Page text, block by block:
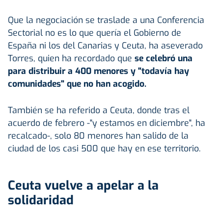
Que la negociación se traslade a una Conferencia
Sectorial no es lo que quería el Gobierno de
España ni los del Canarias y Ceuta, ha aseverado
Torres, quien ha recordado que se celebró una
para distribuir a 400 menores y "todavía hay
comunidades" que no han acogido.
También se ha referido a Ceuta, donde tras el
acuerdo de febrero -"y estamos en diciembre", ha
recalcado-, solo 80 menores han salido de la
ciudad de los casi 500 que hay en ese territorio.
Ceuta vuelve a apelar a la
solidaridad